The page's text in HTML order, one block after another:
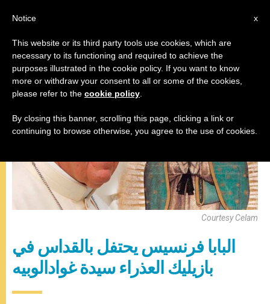
زيارات
Courtesy Celam
البابا فرنسيس يحتفل بالقداس في
بازيليك العذراء سيدة غوادالوبيه
x
Notice
This website or its third party tools use cookies, which are
necessary to its functioning and required to achieve the
purposes illustrated in the cookie policy. If you want to know
more or withdraw your consent to all or some of the cookies,
please refer to the cookie policy
By closing this banner, scrolling this page, clicking a link or
continuing to browse otherwise, you agree to the use of cookies.